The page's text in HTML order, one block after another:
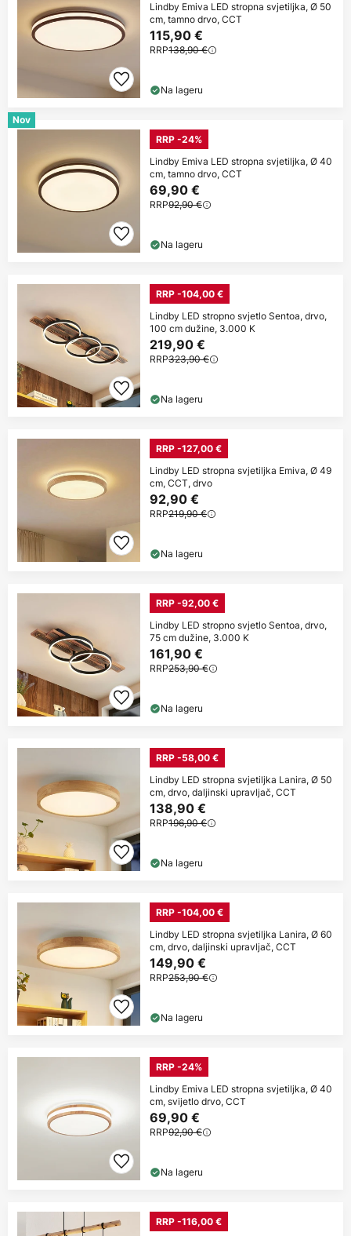
Lindby Emiva LED stropna svjetiljka, Ø 50
cm, tamno drvo, CCT
115,90 €
RRP138,90 €
Na lageru
Nov
RRP -24%
Lindby Emiva LED stropna svjetiljka, Ø 40
cm, tamno drvo, CCT
69,90 €
RRP92,90 €
Na lageru
RRP -104,00 €
Lindby LED stropno svjetlo Sentoa, drvo,
100 cm dužine, 3.000 K
219,90 €
RRP323,90 €
Na lageru
RRP -127,00 €
Lindby LED stropna svjetiljka Emiva, Ø 49
cm, CCT, drvo
92,90 €
RRP219,90 €
Na lageru
RRP -92,00 €
Lindby LED stropno svjetlo Sentoa, drvo,
75 cm dužine, 3.000 K
161,90 €
RRP253,90 €
Na lageru
RRP -58,00 €
Lindby LED stropna svjetiljka Lanira, Ø 50
cm, drvo, daljinski upravljač, CCT
138,90 €
RRP196,90 €
Na lageru
RRP -104,00 €
Lindby LED stropna svjetiljka Lanira, Ø 60
cm, drvo, daljinski upravljač, CCT
149,90 €
RRP253,90 €
Na lageru
RRP -24%
Lindby Emiva LED stropna svjetiljka, Ø 40
cm, svijetlo drvo, CCT
69,90 €
RRP92,90 €
Na lageru
RRP -116,00 €